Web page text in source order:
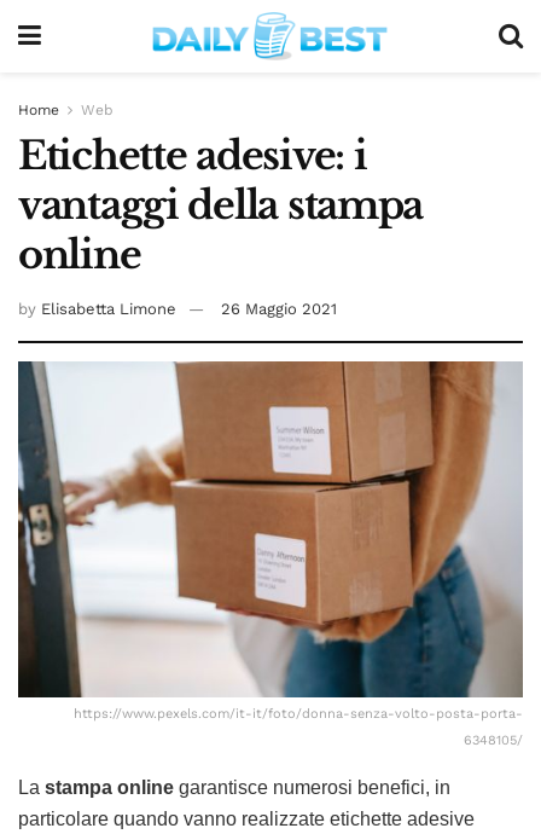
Home Web
Etichette adesive: i
vantaggi della stampa
online
by Elisabetta Limone 26 Maggio 2021
https://www.pexels.com/it-it/foto/donna-senza-volto-posta-porta-
6348105/
La stampa online garantisce numerosi benefici, in
particolare quando vanno realizzate etichette adesive